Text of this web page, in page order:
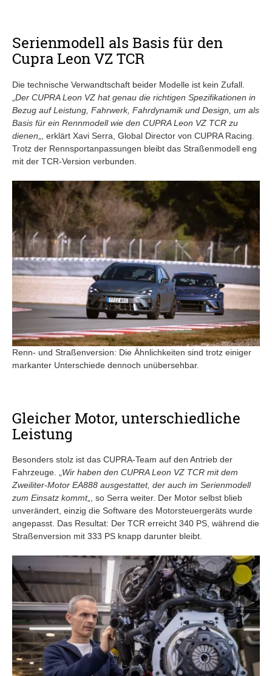
Serienmodell als Basis für den
Cupra Leon VZ TCR
Die technische Verwandtschaft beider Modelle ist kein Zufall.
Der CUPRA Leon VZ hat genau die richtigen Spezifikationen in
Bezug auf Leistung, Fahrwerk, Fahrdynamik und Design, um als
Basis für ein Rennmodell wie den CUPRA Leon VZ TCR zu
dienen „, erklärt Xavi Serra, Global Director von CUPRA Racing.
Trotz der Rennsportanpassungen bleibt das Straßenmodell eng
mit der TCR-Version verbunden.
Renn- und Straßenversion: Die Ähnlichkeiten sind trotz einiger
markanter Unterschiede dennoch unübersehbar.
Gleicher Motor, unterschiedliche
Leistung
Besonders stolz ist das CUPRA-Team auf den Antrieb der
Fahrzeuge. „Wir haben den CUPRA Leon VZ TCR mit dem
Zweiliter-Motor EA888 ausgestattet, der auch im Serienmodell
zum Einsatz kommt„, so Serra weiter. Der Motor selbst blieb
unverändert, einzig die Software des Motorsteuergeräts wurde
angepasst. Das Resultat: Der TCR erreicht 340 PS, während die
Straßenversion mit 333 PS knapp darunter bleibt.